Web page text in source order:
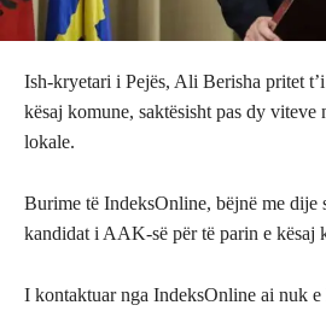
Ish-kryetari i Pejës, Ali Berisha pritet
kësaj komune, saktësisht pas dy viteve
lokale.
Burime të IndeksOnline, bëjnë me dije
kandidat i AAK-së për të parin e kësaj
I kontaktuar nga IndeksOnline ai nuk e